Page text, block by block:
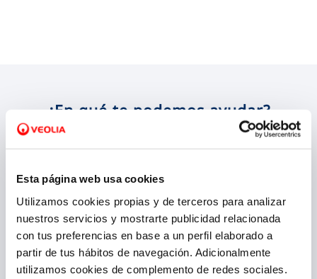
Esta página web usa cookies
Utilizamos cookies propias y de terceros para analizar
nuestros servicios y mostrarte publicidad relacionada
con tus preferencias en base a un perfil elaborado a
partir de tus hábitos de navegación. Adicionalmente
utilizamos cookies de complemento de redes sociales.
¿En qué te podemos ayudar?
Introducir lectura